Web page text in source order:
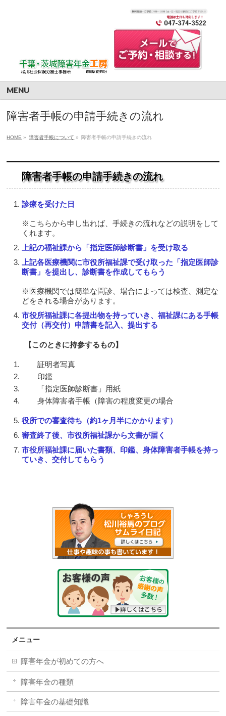
MENU
障害者手帳の申請手続きの流れ
HOME » 障害者手帳について » 障害者手帳の申請手続きの流れ
障害者手帳の申請手続きの流れ
診療を受けた日
※こちらから申し出れば、手続きの流れなどの説明をして
くれます。
上記の福祉課から「指定医師診断書」を受け取る
上記各医療機関に市役所福祉課で受け取った「指定医師診
断書」を提出し、診断書を作成してもらう
※医療機関では簡単な問診、場合によっては検査、測定な
どをされる場合があります。
市役所福祉課に各提出物を持っていき、福祉課にある手帳
交付（再交付）申請書を記入、提出する
【このときに持参するもの】
証明者写真
印鑑
「指定医師診断書」用紙
身体障害者手帳（障害の程度変更の場合
役所での審査待ち（約1ヶ月半にかかります）
審査終了後、市役所福祉課から文書が届く
市役所福祉課に届いた書類、印鑑、身体障害者手帳を持っ
ていき、交付してもらう
メニュー
障害年金が初めての方へ
障害年金の種類
障害年金の基礎知識